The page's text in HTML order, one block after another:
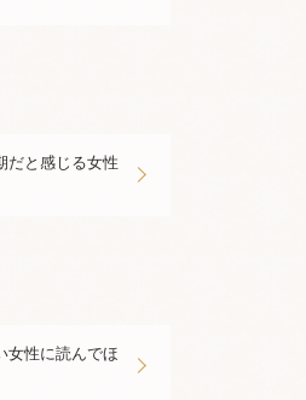
だと感じる女性
女性に読んでほ